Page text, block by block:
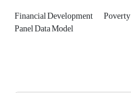
Financial Development Poverty
Panel Data Model